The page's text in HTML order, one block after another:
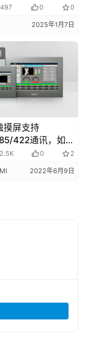
497 0 0
2025年1月7日
摸屏支持
422通讯，如何
2.5K 0 2
2022年6月9日